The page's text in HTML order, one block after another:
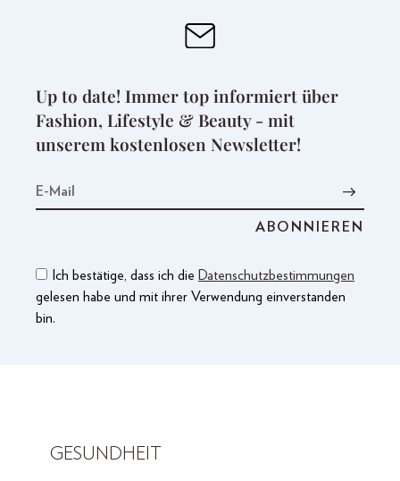
Up to date! Immer top informiert über
Fashion, Lifestyle & Beauty - mit
unserem kostenlosen Newsletter!
Ich bestätige, dass ich die Datenschutzbestimmungen
gelesen habe und mit ihrer Verwendung einverstanden
bin.
GESUNDHEIT